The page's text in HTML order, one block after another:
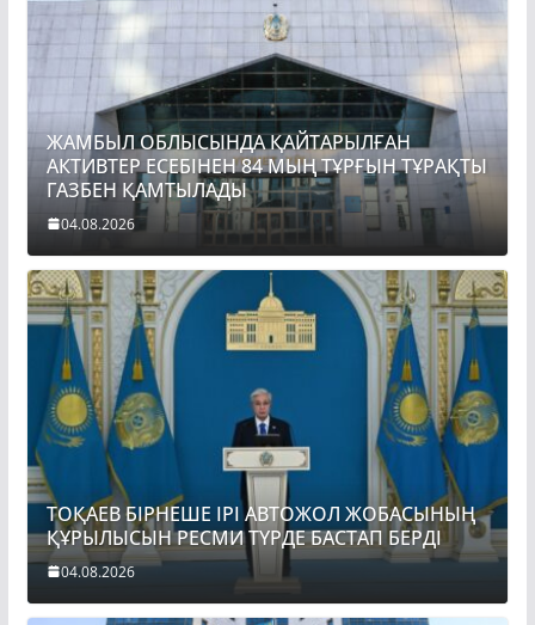
ЖАМБЫЛ ОБЛЫСЫНДА ҚАЙТАРЫЛҒАН
АКТИВТЕР ЕСЕБІНЕН 84 МЫҢ ТҰРҒЫН ТҰРАҚТЫ
ГАЗБЕН ҚАМТЫЛАДЫ
04.08.2026
ТОҚАЕВ БІРНЕШЕ ІРІ АВТОЖОЛ ЖОБАСЫНЫҢ
ҚҰРЫЛЫСЫН РЕСМИ ТҮРДЕ БАСТАП БЕРДІ
04.08.2026